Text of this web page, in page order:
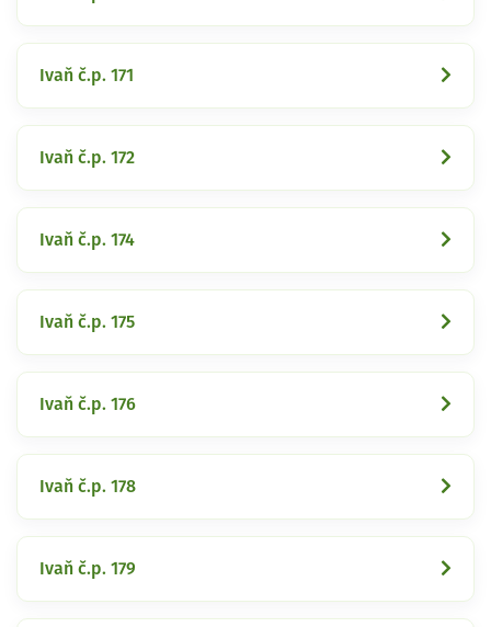
Ivaň č.p. 171
Ivaň č.p. 172
Ivaň č.p. 174
Ivaň č.p. 175
Ivaň č.p. 176
Ivaň č.p. 178
Ivaň č.p. 179